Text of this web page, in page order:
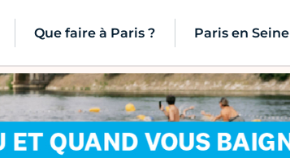
Que faire à Paris ? Paris en Seine